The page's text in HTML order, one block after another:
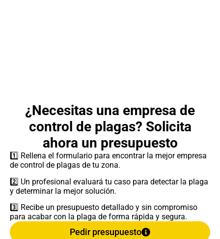
¿Necesitas una empresa de
control de plagas? Solicita
ahora un presupuesto
1️⃣ Rellena el formulario para encontrar la mejor empresa
de control de plagas de tu zona.
2️⃣ Un profesional evaluará tu caso para detectar la plaga
y determinar la mejor solución.
3️⃣ Recibe un presupuesto detallado y sin compromiso
para acabar con la plaga de forma rápida y segura.
Pedir presupuesto